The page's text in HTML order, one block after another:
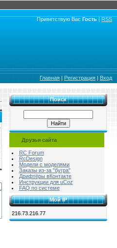
Приветствую Вас Гость | RSS
Главная | Регистрация | Вход
Поиск
Друзья сайта
RC Forum
RcDesign
Модели с моделями
Заказы из-за "бугра"
Дрифтёры вКонтакте
Инструкции для uCoz
FAQ по системе
Мой IP
216.73.216.77